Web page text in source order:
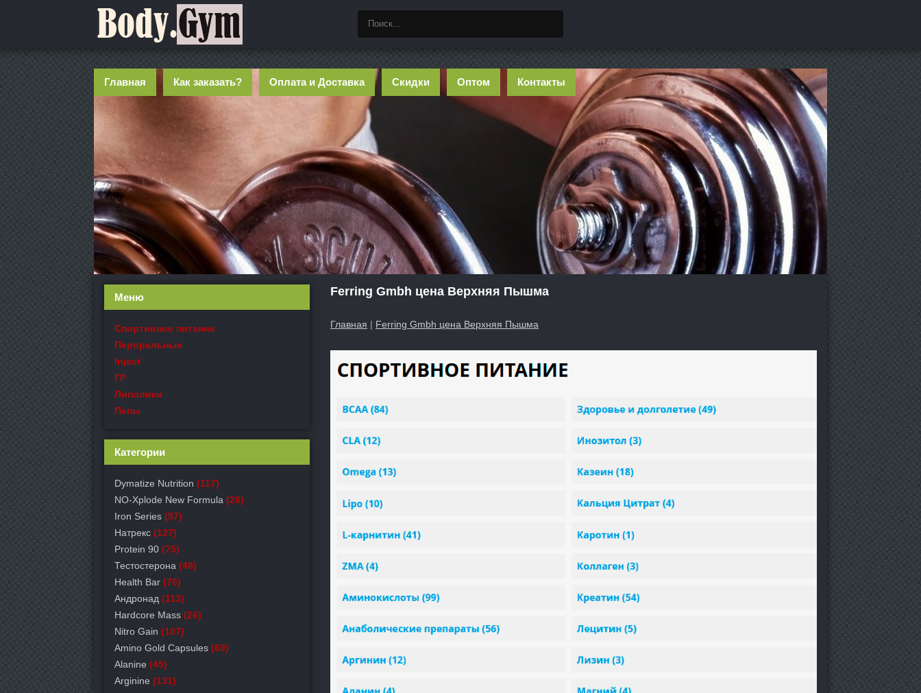
Главная Как заказать? Оплата и Доставка Скидки Оптом Контакты
Ferring Gmbh цена Верхняя Пышма
Главная | Ferring Gmbh цена Верхняя Пышма
Меню
Спортивное питание
Пероральные
Inject
ГР
Липолики
Пепы
Категории
Dymatize Nutrition (117)
NO-Xplode New Formula (26)
Iron Series (57)
Натрекс (127)
Protein 90 (75)
Тестостерона (48)
Health Bar (76)
Андронад (113)
Hardcore Mass (26)
Nitro Gain (107)
Amino Gold Capsules (69)
Alanine (45)
Arginine (131)